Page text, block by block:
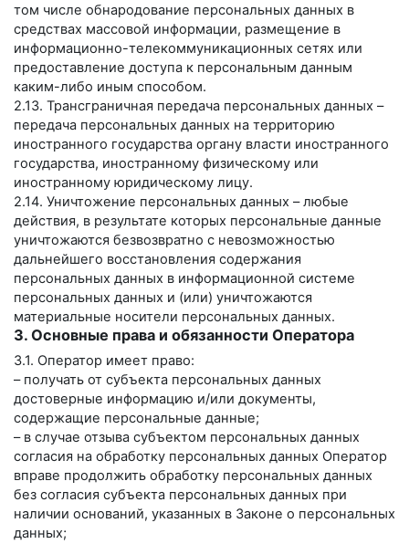
том числе обнародование персональных данных в
средствах массовой информации, размещение в
информационно-телекоммуникационных сетях или
предоставление доступа к персональным данным
каким-либо иным способом.
2.13. Трансграничная передача персональных данных –
передача персональных данных на территорию
иностранного государства органу власти иностранного
государства, иностранному физическому или
иностранному юридическому лицу.
2.14. Уничтожение персональных данных – любые
действия, в результате которых персональные данные
уничтожаются безвозвратно с невозможностью
дальнейшего восстановления содержания
персональных данных в информационной системе
персональных данных и (или) уничтожаются
материальные носители персональных данных.
3. Основные права и обязанности Оператора
3.1. Оператор имеет право:
– получать от субъекта персональных данных
достоверные информацию и/или документы,
содержащие персональные данные;
– в случае отзыва субъектом персональных данных
согласия на обработку персональных данных Оператор
вправе продолжить обработку персональных данных
без согласия субъекта персональных данных при
наличии оснований, указанных в Законе о персональных
данных;